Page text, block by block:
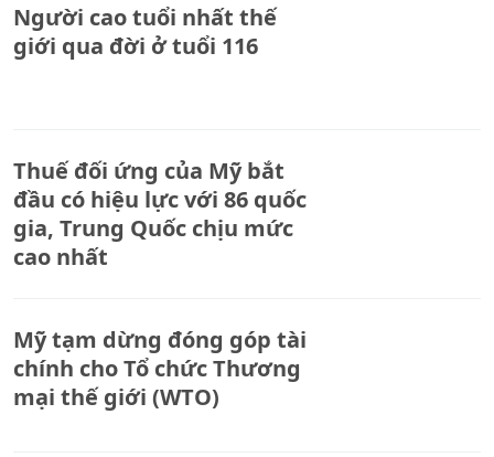
Người cao tuổi nhất thế
giới qua đời ở tuổi 116
Thuế đối ứng của Mỹ bắt
đầu có hiệu lực với 86 quốc
gia, Trung Quốc chịu mức
cao nhất
Mỹ tạm dừng đóng góp tài
chính cho Tổ chức Thương
mại thế giới (WTO)